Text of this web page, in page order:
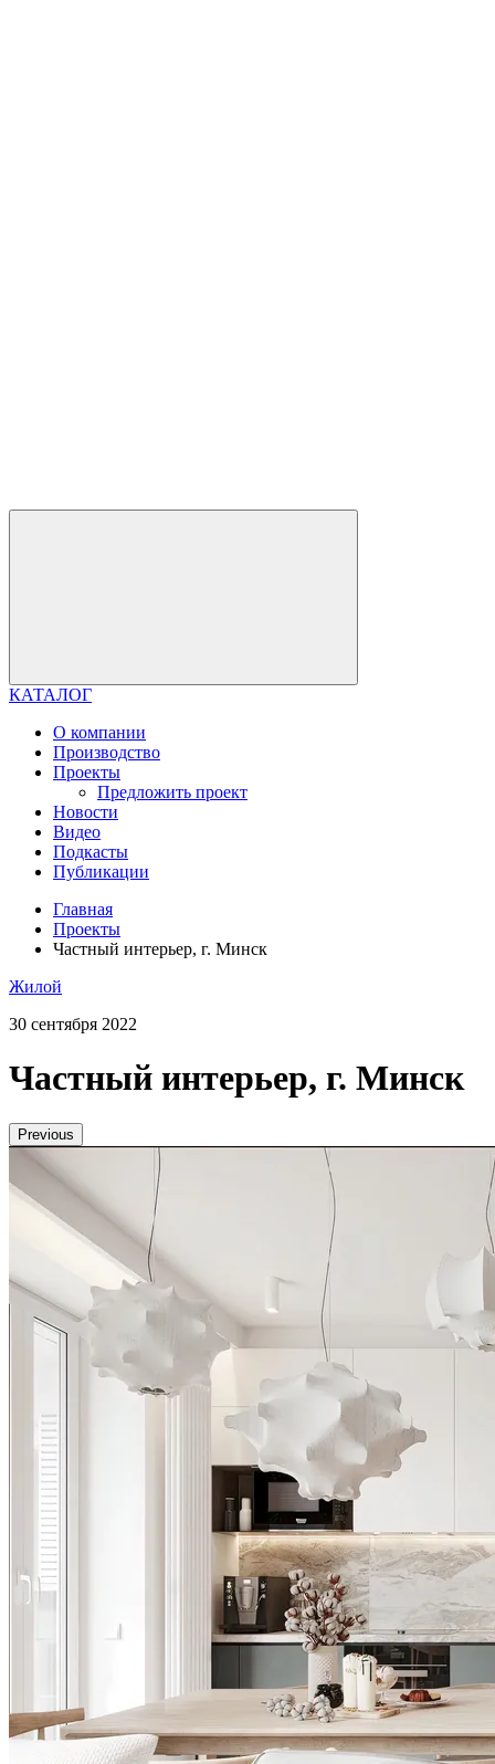
КАТАЛОГ
О компании
Производство
Проекты
Предложить проект
Новости
Видео
Подкасты
Публикации
Главная
Проекты
Частный интерьер, г. Минск
Жилой
30 сентября 2022
Частный интерьер, г. Минск
Previous